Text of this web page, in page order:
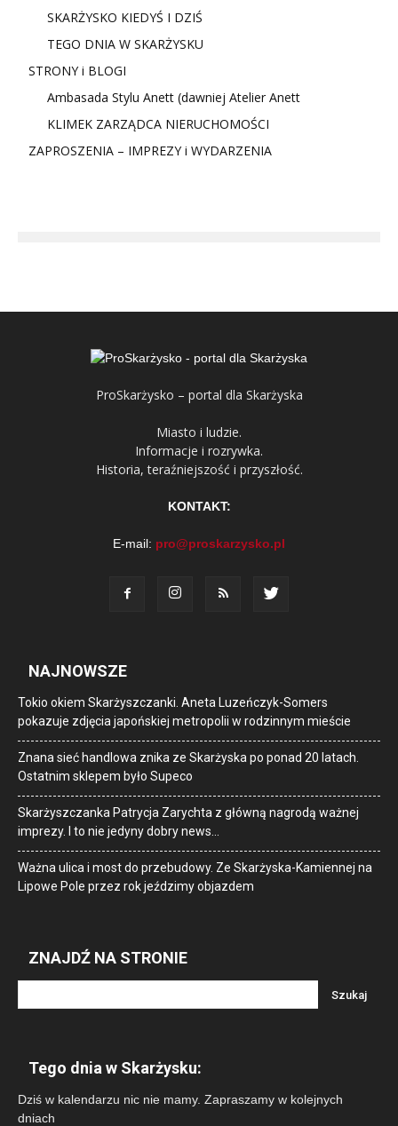
SKARŻYSKO KIEDYŚ I DZIŚ
TEGO DNIA W SKARŻYSKU
STRONY i BLOGI
Ambasada Stylu Anett (dawniej Atelier Anett
KLIMEK ZARZĄDCA NIERUCHOMOŚCI
ZAPROSZENIA – IMPREZY i WYDARZENIA
ProSkarżysko – portal dla Skarżyska
Miasto i ludzie.
Informacje i rozrywka.
Historia, teraźniejszość i przyszłość.
KONTAKT:
E-mail: pro@proskarzysko.pl
NAJNOWSZE
Tokio okiem Skarżyszczanki. Aneta Luzeńczyk-Somers
pokazuje zdjęcia japońskiej metropolii w rodzinnym mieście
Znana sieć handlowa znika ze Skarżyska po ponad 20 latach.
Ostatnim sklepem było Supeco
Skarżyszczanka Patrycja Zarychta z główną nagrodą ważnej
imprezy. I to nie jedyny dobry news…
Ważna ulica i most do przebudowy. Ze Skarżyska-Kamiennej na
Lipowe Pole przez rok jeździmy objazdem
ZNAJDŹ NA STRONIE
Tego dnia w Skarżysku:
Dziś w kalendarzu nic nie mamy. Zapraszamy w kolejnych
dniach